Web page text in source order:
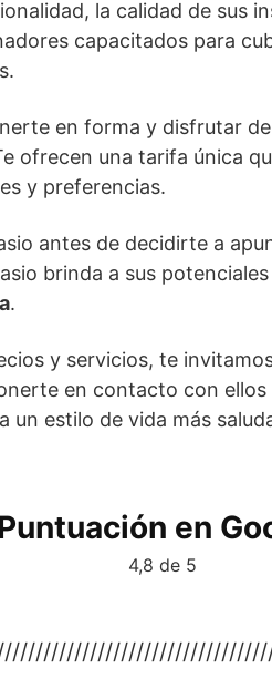
la calidad de sus
capacitados para
en forma y disfrutar
ofrecen una tarifa única
y preferencias.
antes de decidirte a
brinda a sus
.
y servicios, te
en contacto con
estilo de vida más
en
4,8 de 5